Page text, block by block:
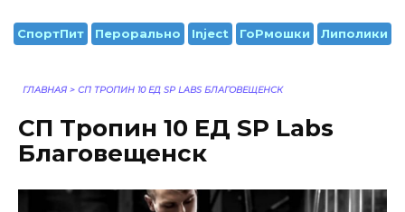
СпортПит Перорально Inject ГоРмошки Липолики
ГЛАВНАЯ > СП ТРОПИН 10 ЕД SP LABS БЛАГОВЕЩЕНСК
СП Тропин 10 ЕД SP Labs
Благовещенск